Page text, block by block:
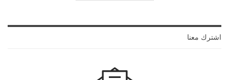
اشترك معنا